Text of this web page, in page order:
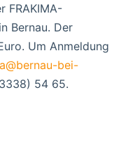
FRAKIMA-
Bernau. Der
Um Anmeldung
bei-
54 65.